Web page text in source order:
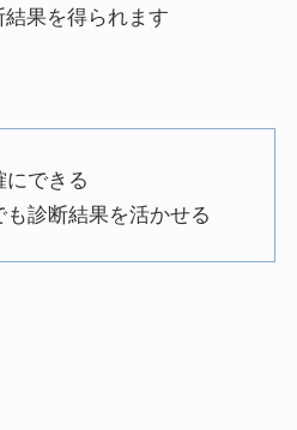
果を得られます
にできる
診断結果を活かせる